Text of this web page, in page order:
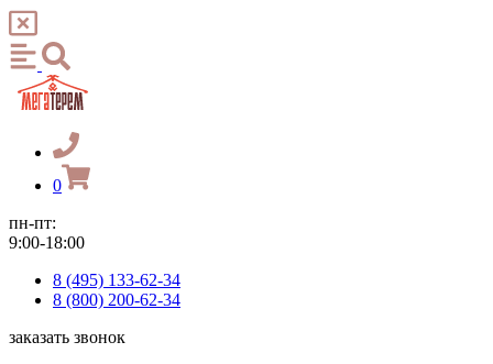
0
пн-пт:
9:00-18:00
8 (495) 133-62-34
8 (800) 200-62-34
заказать звонок